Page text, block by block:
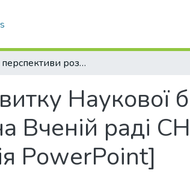
Стан та перспективи розвитку Наукової бібліотеки університету. Доповідь на Вченій раді СНУ ім. В. Даля 28.09.2012р. [презентація PowerPoint]
Наукової
Вченій раді
PowerPoint]